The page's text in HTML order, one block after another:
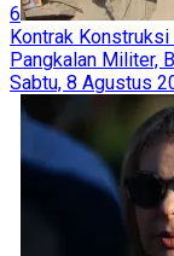
6
Kontrak
Pangkalan Militer,
Sabtu, 8 Agustus